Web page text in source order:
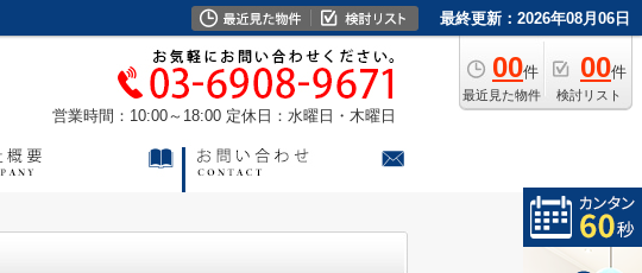
最終更新：2026年08月06日
00件
最近見た物件
00件
検討リスト
営業時間：10:00～18:00 定休日：水曜日・木曜日